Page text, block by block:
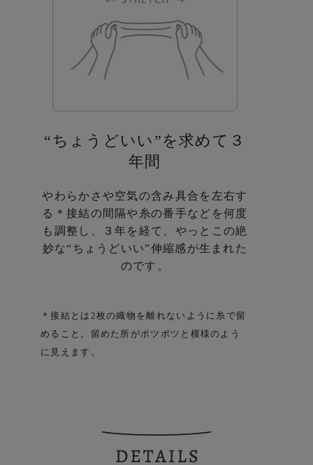
“ちょうどいい”を求めて３
年間
やわらかさや空気の含み具合を左右す
る ＊接結の間隔や糸の番手などを何度
も調整し、
３年を経て、やっとこの絶
妙な“ちょうどいい”伸縮感が生まれた
のです。
＊接結とは2枚の織物を離れないように糸で留
めること。 留めた所がポツポツと模様のよう
に見えます。